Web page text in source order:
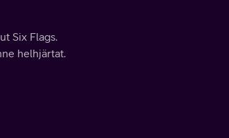
Six Flags.
helhjärtat.